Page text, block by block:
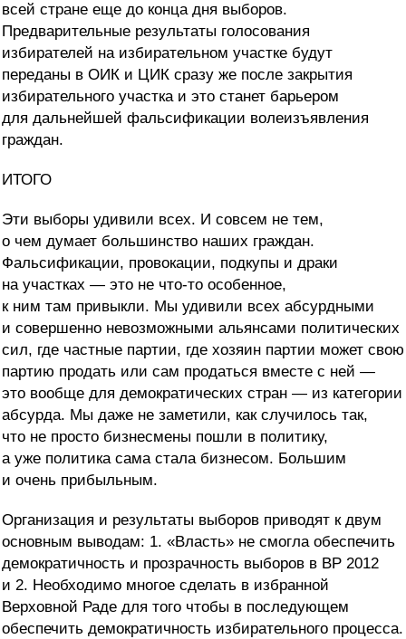
всей стране еще до конца дня выборов.
Предварительные результаты голосования
избирателей на избирательном участке будут
переданы в ОИК и ЦИК сразу же после закрытия
избирательного участка и это станет барьером
для дальнейшей фальсификации волеизъявления
граждан.
ИТОГО
Эти выборы удивили всех. И совсем не тем,
о чем думает большинство наших граждан.
Фальсификации, провокации, подкупы и драки
на участках — это не что-то особенное,
к ним там привыкли. Мы удивили всех абсурдными
и совершенно невозможными альянсами политических
сил, где частные партии, где хозяин партии может свою
партию продать или сам продаться вместе с ней —
это вообще для демократических стран — из категории
абсурда. Мы даже не заметили, как случилось так,
что не просто бизнесмены пошли в политику,
а уже политика сама стала бизнесом. Большим
и очень прибыльным.
Организация и результаты выборов приводят к двум
основным выводам: 1. «Власть» не смогла обеспечить
демократичность и прозрачность выборов в ВР 2012
и 2. Необходимо многое сделать в избранной
Верховной Раде для того чтобы в последующем
обеспечить демократичность избирательного процесса.